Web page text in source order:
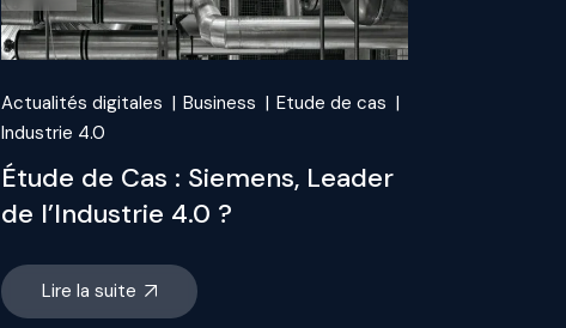
Actualités digitales Business
Etude de cas
Industrie 4.0
Étude de Cas : Siemens, Leader
de l’Industrie 4.0 ?
Lire la suite